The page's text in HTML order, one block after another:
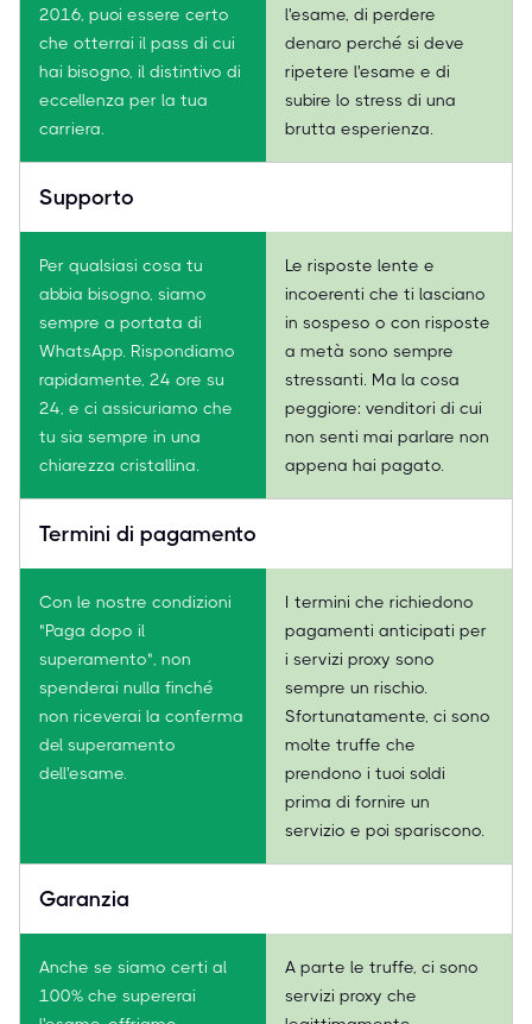
2016, puoi essere certo
che otterrai il pass di cui
hai bisogno, il distintivo di
eccellenza per la tua
carriera.
l'esame, di perdere
denaro perché si deve
ripetere l'esame e di
subire lo stress di una
brutta esperienza.
Supporto
Per qualsiasi cosa tu
abbia bisogno, siamo
sempre a portata di
WhatsApp. Rispondiamo
rapidamente, 24 ore su
24, e ci assicuriamo che
tu sia sempre in una
chiarezza cristallina.
Le risposte lente e
incoerenti che ti lasciano
in sospeso o con risposte
a metà sono sempre
stressanti. Ma la cosa
peggiore: venditori di cui
non senti mai parlare non
appena hai pagato.
Termini di pagamento
Con le nostre condizioni
"Paga dopo il
superamento", non
spenderai nulla finché
non riceverai la conferma
del superamento
dell'esame.
I termini che richiedono
pagamenti anticipati per
i servizi proxy sono
sempre un rischio.
Sfortunatamente, ci sono
molte truffe che
prendono i tuoi soldi
prima di fornire un
servizio e poi spariscono.
Garanzia
Anche se siamo certi al
100% che supererai
A parte le truffe, ci sono
servizi proxy che